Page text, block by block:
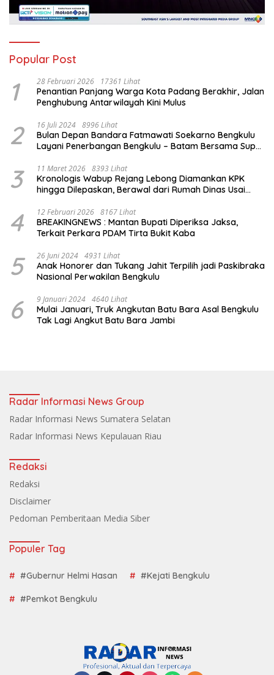
Popular Post
1 28 Februari 2026 17361 Lihat
Penantian Panjang Warga Kota Padang Berakhir, Jalan
Penghubung Antarwilayah Kini Mulus
2 16 Juli 2024 8996 Lihat
Bulan Depan Bandara Fatmawati Soekarno Bengkulu
Layani Penerbangan Bengkulu – Batam Bersama Super
3 11 Maret 2026 8393 Lihat
Kronologis Wabup Rejang Lebong Diamankan KPK
hingga Dilepaskan, Berawal dari Rumah Dinas Usai
4 12 Februari 2026 8167 Lihat
BREAKINGNEWS : Mantan Bupati Diperiksa Jaksa,
Terkait Perkara PDAM Tirta Bukit Kaba
5 26 Juni 2024 4931 Lihat
Anak Honorer dan Tukang Jahit Terpilih jadi Paskibraka
Nasional Perwakilan Bengkulu
6 9 Januari 2024 4640 Lihat
Mulai Januari, Truk Angkutan Batu Bara Asal Bengkulu
Tak Lagi Angkut Batu Bara Jambi
Radar Informasi News Group
Radar Informasi News Sumatera Selatan
Radar Informasi News Kepulauan Riau
Redaksi
Redaksi
Disclaimer
Pedoman Pemberitaan Media Siber
Populer Tag
#Gubernur Helmi Hasan #Kejati Bengkulu
#Pemkot Bengkulu